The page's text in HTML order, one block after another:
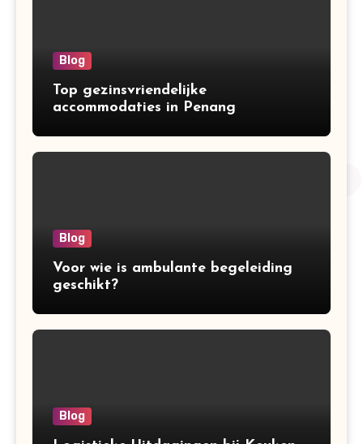
Blog
Top gezinsvriendelijke
accommodaties in Penang
Blog
Voor wie is ambulante begeleiding
geschikt?
Blog